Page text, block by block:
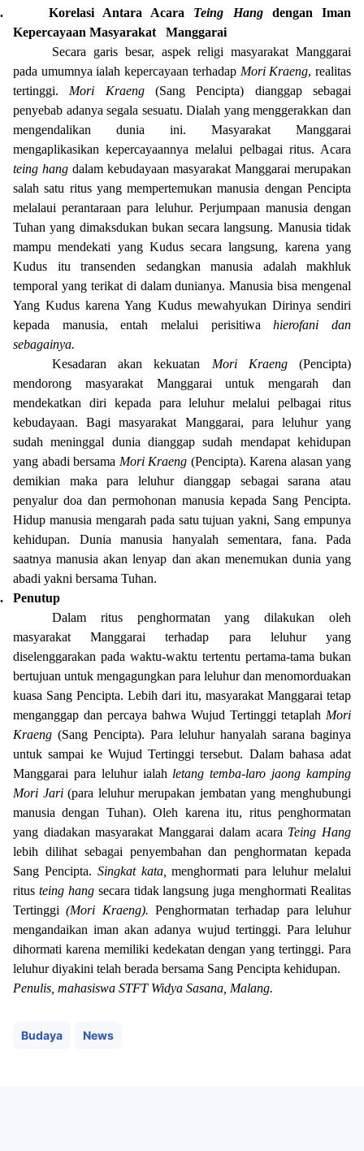
Korelasi Antara Acara Teing Hangdengan Iman
Kepercayaan Masyarakat
Manggarai
Secara garis besar, aspek religi masyarakat Manggarai
pada umumnya ialah kepercayaan terhadap Mori Kraeng, realitas
tertinggi. Mori Kraeng(Sang Pencipta) dianggap sebagai
penyebab adanya segala sesuatu. Dialah yang menggerakkan dan
mengendalikan dunia ini. Masyarakat Manggarai
mengaplikasikan kepercayaannya melalui pelbagai ritus. Acara
teing hang dalam kebudayaan masyarakat Manggarai merupakan
salah satu ritus yang mempertemukan manusia dengan Pencipta
melalaui perantaraan para leluhur. Perjumpaan manusia dengan
Tuhan yang dimaksdukan bukan secara langsung. Manusia tidak
mampu mendekati yang Kudus secara langsung, karena yang
Kudus itu transenden sedangkan manusia adalah makhluk
temporal yang terikat di dalam dunianya. Manusia bisa mengenal
Yang Kudus karena Yang Kudus mewahyukan Dirinya sendiri
kepada manusia, entah melalui perisitiwahierofani dan
sebagainya.
Kesadaran akan kekuatan Mori Kraeng(Pencipta)
mendorong masyarakat Manggarai untuk mengarah dan
mendekatkan diri kepada para leluhur melalui pelbagai ritus
kebudayaan. Bagi masyarakat Manggarai,
para leluhur yang
sudah meninggal dunia dianggap sudah mendapat kehidupan
yang abadi bersama Mori Kraeng (Pencipta). Karena alasan yang
demikian maka para leluhur dianggap sebagai sarana atau
penyalur doa dan permohonan manusia kepada Sang Pencipta.
Hidup manusia mengarah pada satu tujuan yakni, Sang empunya
kehidupan. Dunia manusia hanyalah sementara, fana. Pada
saatnya manusia akan lenyap dan akan menemukan dunia yang
abadi yakni bersama Tuhan.
Penutup
Dalam ritus penghormatan yang dilakukan oleh
masyarakat Manggarai terhadap para leluhur yang
diselenggarakan pada waktu-waktu tertentu pertama-tama bukan
bertujuan untuk mengagungkan para leluhur dan menomorduakan
kuasa Sang Pencipta. Lebih dari itu, masyarakat Manggarai tetap
menganggap dan percaya bahwa Wujud Tertinggi tetaplah Mori
Kraeng (Sang Pencipta). Para leluhur hanyalah sarana baginya
untuk sampai ke Wujud Tertinggi tersebut. Dalam bahasa adat
Manggarai para leluhur ialah letang temba-laro jaong kamping
Mori Jari(para leluhur merupakan jembatan yang menghubungi
manusia dengan Tuhan). Oleh karena itu, ritus penghormatan
yang diadakan masyarakat Manggarai dalam acara Teing Hang
lebih dilihat sebagai penyembahan dan penghormatan kepada
Sang Pencipta. Singkat kata,menghormati para leluhur melalui
ritus teing hang secara tidak langsung juga menghormati Realitas
Tertinggi(Mori Kraeng).Penghormatan terhadap para leluhur
mengandaikan iman akan adanya wujud tertinggi. Para leluhur
dihormati karena memiliki kedekatan dengan yang tertinggi. Para
leluhur diyakini telah berada bersama Sang Pencipta kehidupan.
Penulis, mahasiswa STFT Widya Sasana, Malang.
Budaya News